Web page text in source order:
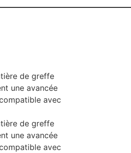
de greffe
une avancée
avec
de greffe
une avancée
avec